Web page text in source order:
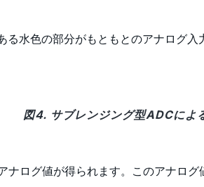
水色の部分がもともとのアナログ
図4. サブレンジング型ADCによ
ログ値が得られます。このアナロ